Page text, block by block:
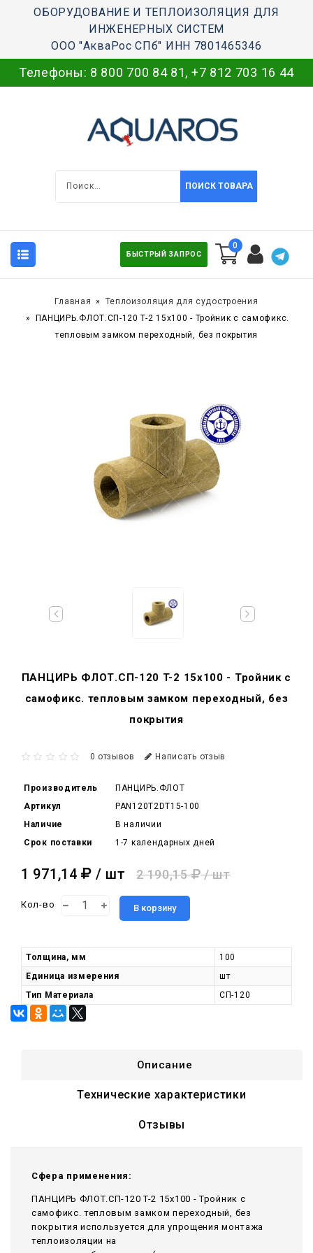
ОБОРУДОВАНИЕ И ТЕПЛОИЗОЛЯЦИЯ ДЛЯ
ИНЖЕНЕРНЫХ СИСТЕМ
ООО "АкваРос СПб" ИНН 7801465346
Телефоны: 8 800 700 84 81, +7 812 703 16 44
ПОИСК ТОВАРА
БЫСТРЫЙ ЗАПРОС
0
Главная
Теплоизоляция для судостроения
ПАНЦИРЬ.ФЛОТ.СП-120 T-2 15x100 - Тройник c самофикс.
тепловым замком переходный, без покрытия
ПАНЦИРЬ ФЛОТ.СП-120 T-2 15x100 - Тройник c
самофикс. тепловым замком переходный, без
покрытия
0 отзывов Написать отзыв
Производитель
ПАНЦИРЬ.ФЛОТ
Артикул
PAN120T2DT15-100
Наличие
В наличии
Срок поставки
1-7 календарных дней
1 971,14 / шт 2 190,15 / шт
Кол-во В корзину
Толщина, мм
100
Единица измерения
шт
Тип Материала
СП-120
Описание
Технические характеристики
Отзывы
Сфера применения:
ПАНЦИРЬ ФЛОТ.СП-120 T-2 15x100 - Тройник c
самофикс. тепловым замком переходный, без
покрытия используется для упрощения монтажа
теплоизоляции на